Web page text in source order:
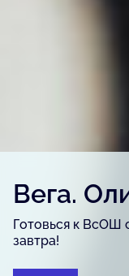
Детский
Артфест»
Для детей и
журналистики.